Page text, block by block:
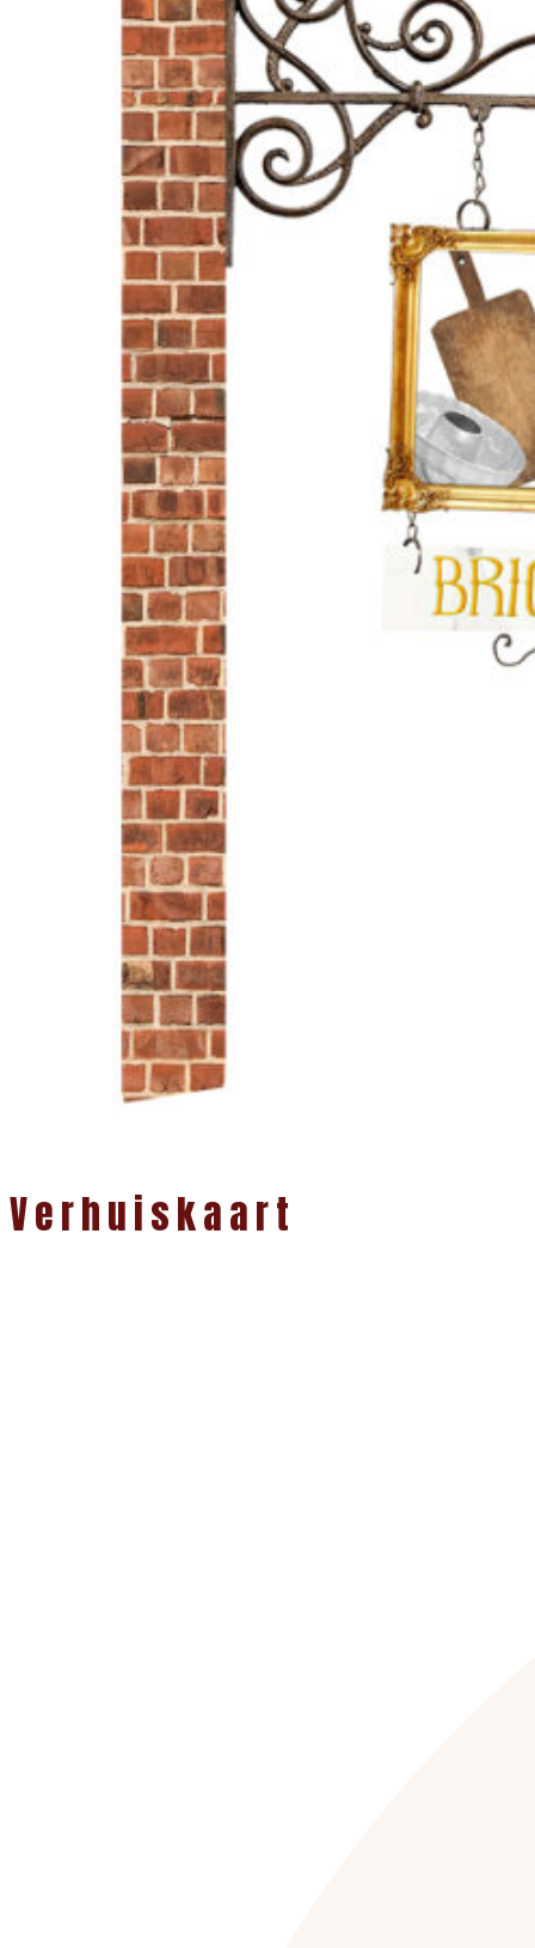
Verhuiskaart